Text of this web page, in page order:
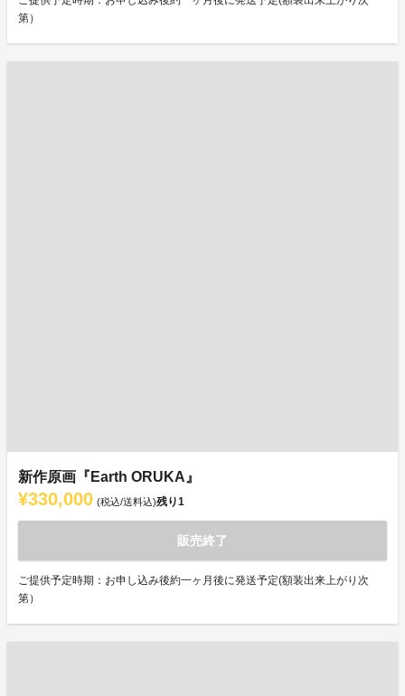
第）
新作原画『Earth ORUKA』
¥330,000 (税込/送料込)残り1
販売終了
ご提供予定時期：お申し込み後約一ヶ月後に発送予定(額装出来上がり次
第）